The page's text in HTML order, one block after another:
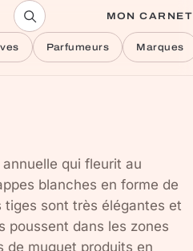
MON CARNET
Parfumeurs Marques
qui fleurit au
blanches en forme de
sont très élégantes et
poussent dans les zones
de muguet produits en